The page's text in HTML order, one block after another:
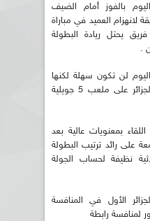
بالفوز أمام الضيف
لانهزام العميد في مباراة
يحتل ريادة البطولة
.
لن تكون سهلة لكنها
ستكون في متناول مولودية الجزائر على ملعب 5 جويلية
بمعنويات عالية بعد
على رائد ترتيب البطولة
نظيفة لحساب الجولة
الأول في المنافسة
لمنافسة رابطة